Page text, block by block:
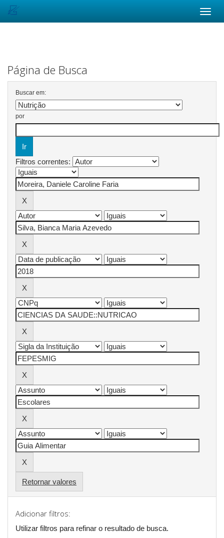
Página de Busca
Buscar em:
por
Filtros correntes:
Retornar valores
Adicionar filtros:
Utilizar filtros para refinar o resultado de busca.